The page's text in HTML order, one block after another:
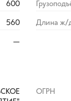
600
560 Длина ж/
—
ОГРН